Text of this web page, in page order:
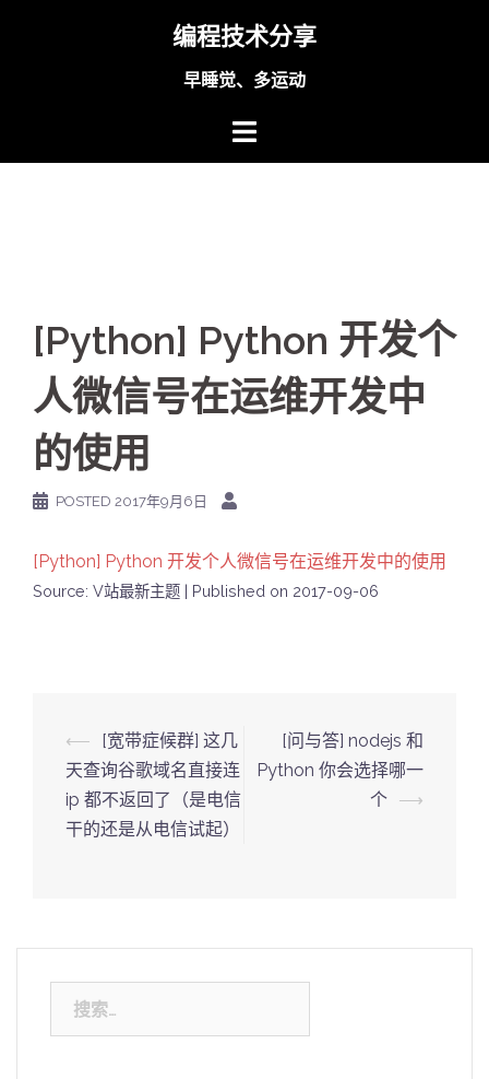
编程技术分享
早睡觉、多运动
[Python] Python 开发个
人微信号在运维开发中
的使用
POSTED 2017年9月6日
[Python] Python 开发个人微信号在运维开发中的使用
Source: V站最新主题 Published on 2017-09-06
Post
navigation
⟵
[宽带症候群] 这几
天查询谷歌域名直接连
ip 都不返回了（是电信
干的还是从电信试起）
[问与答] nodejs 和
Python 你会选择哪一
个 ⟶
索：